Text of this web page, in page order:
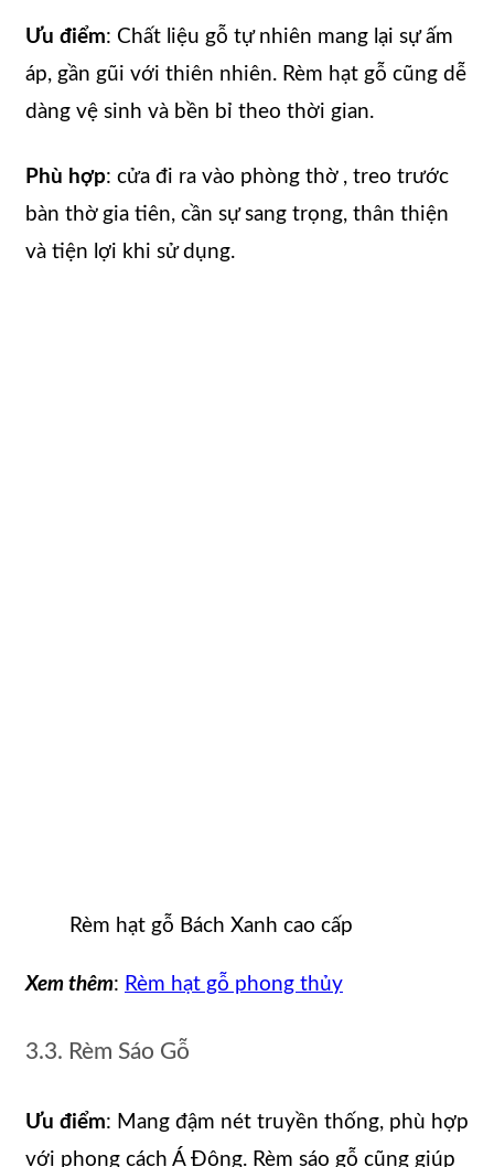
Ưu điểm: Chất liệu gỗ tự nhiên mang lại sự ấm
áp, gần gũi với thiên nhiên. Rèm hạt gỗ cũng dễ
dàng vệ sinh và bền bỉ theo thời gian.
Phù hợp: cửa đi ra vào phòng thờ , treo trước
bàn thờ gia tiên, cần sự sang trọng, thân thiện
và tiện lợi khi sử dụng.
Rèm hạt gỗ Bách Xanh cao cấp
Xem thêm: Rèm hạt gỗ phong thủy
3.3. Rèm Sáo Gỗ
Ưu điểm: Mang đậm nét truyền thống, phù hợp
với phong cách Á Đông. Rèm sáo gỗ cũng giúp